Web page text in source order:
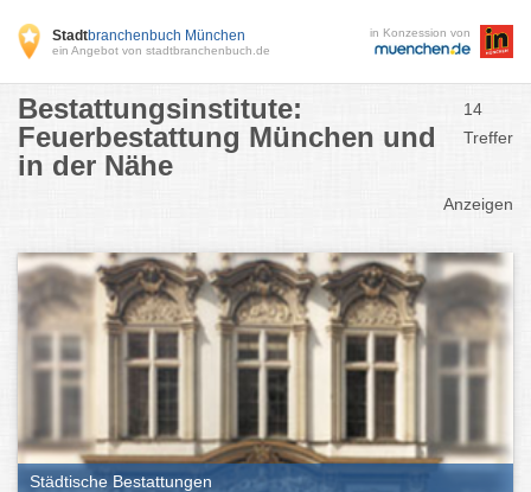
Stadtbranchenbuch München
ein Angebot von stadtbranchenbuch.de
in Konzession von
Bestattungsinstitute:
Feuerbestattung München und
in der Nähe
14
Treffer
Anzeigen
Städtische Bestattungen